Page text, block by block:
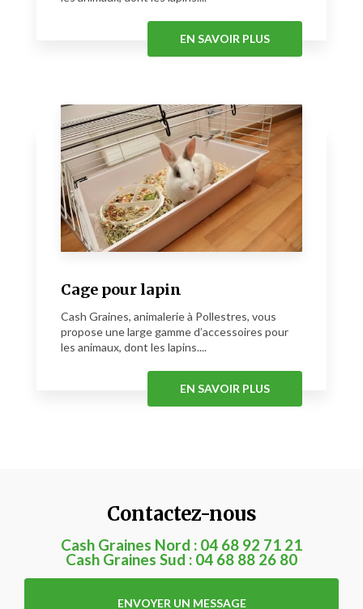
EN SAVOIR PLUS
Cage pour lapin
Cash Graines, animalerie à Pollestres, vous
propose une large gamme d’accessoires pour
les animaux, dont les lapins....
EN SAVOIR PLUS
Contactez-nous
Cash Graines Nord : 04 68 92 71 21
Cash Graines Sud : 04 68 88 26 80
ENVOYER UN MESSAGE